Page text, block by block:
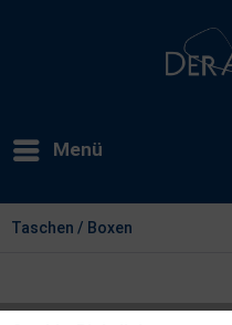
Menü
Taschen / Boxen